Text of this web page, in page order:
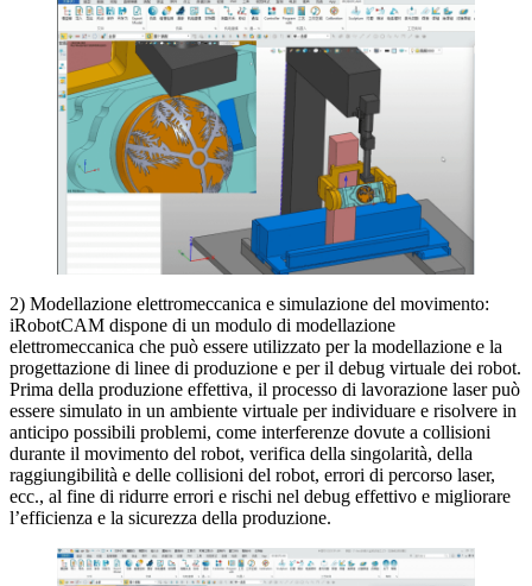
2) Modellazione elettromeccanica e simulazione del movimento:
iRobotCAM dispone di un modulo di modellazione
elettromeccanica che può essere utilizzato per la modellazione e la
progettazione di linee di produzione e per il debug virtuale dei robot.
Prima della produzione effettiva, il processo di lavorazione laser può
essere simulato in un ambiente virtuale per individuare e risolvere in
anticipo possibili problemi, come interferenze dovute a collisioni
durante il movimento del robot, verifica della singolarità, della
raggiungibilità e delle collisioni del robot, errori di percorso laser,
ecc., al fine di ridurre errori e rischi nel debug effettivo e migliorare
l’efficienza e la sicurezza della produzione.